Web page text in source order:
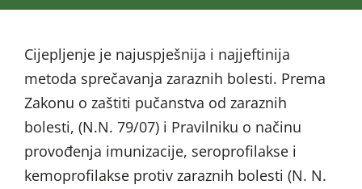
Cijepljenje je najuspješnija i najjeftinija
metoda sprečavanja zaraznih bolesti. Prema
Zakonu o zaštiti pučanstva od zaraznih
bolesti, (N.N. 79/07) i Pravilniku o načinu
provođenja imunizacije, seroprofilakse i
kemoprofilakse protiv zaraznih bolesti (N. N.